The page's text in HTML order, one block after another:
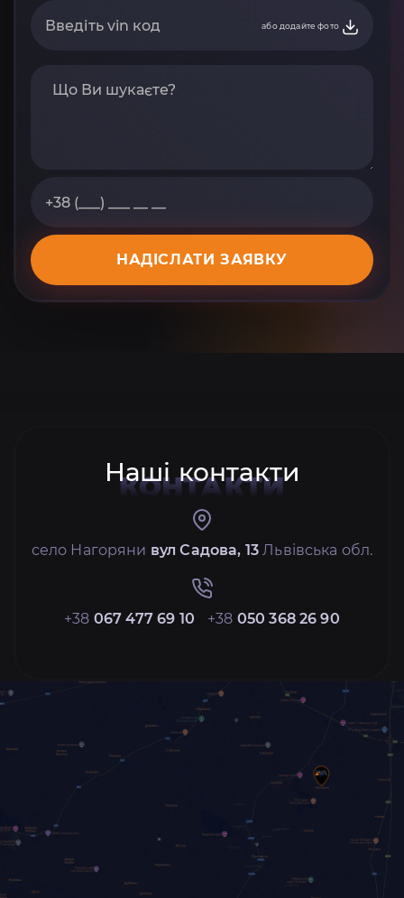
або додайте фото
НАДІСЛАТИ ЗАЯВКУ
Наші контакти
КОНТАКТИ
село Нагоряни вул Садова, 13 Львівська обл.
+38 067 477 69 10 +38 050 368 26 90